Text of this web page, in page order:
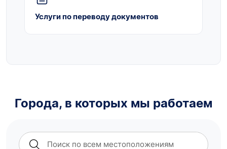
Услуги по переводу документов
Города, в которых мы работаем